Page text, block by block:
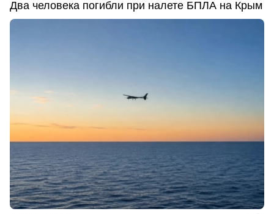
Два человека погибли при налете БПЛА на Крым